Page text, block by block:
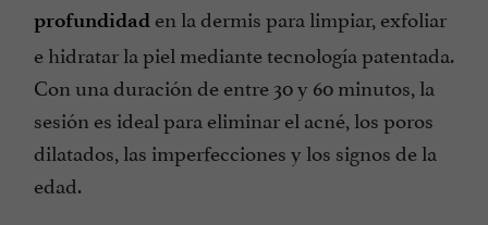
profundidad en la dermis para limpiar, exfoliar
e hidratar la piel mediante tecnología patentada.
Con una duración de entre 30 y 60 minutos, la
sesión es ideal para eliminar el acné, los poros
dilatados, las imperfecciones y los signos de la
edad.